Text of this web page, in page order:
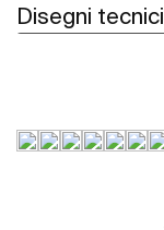
Disegni tecnici